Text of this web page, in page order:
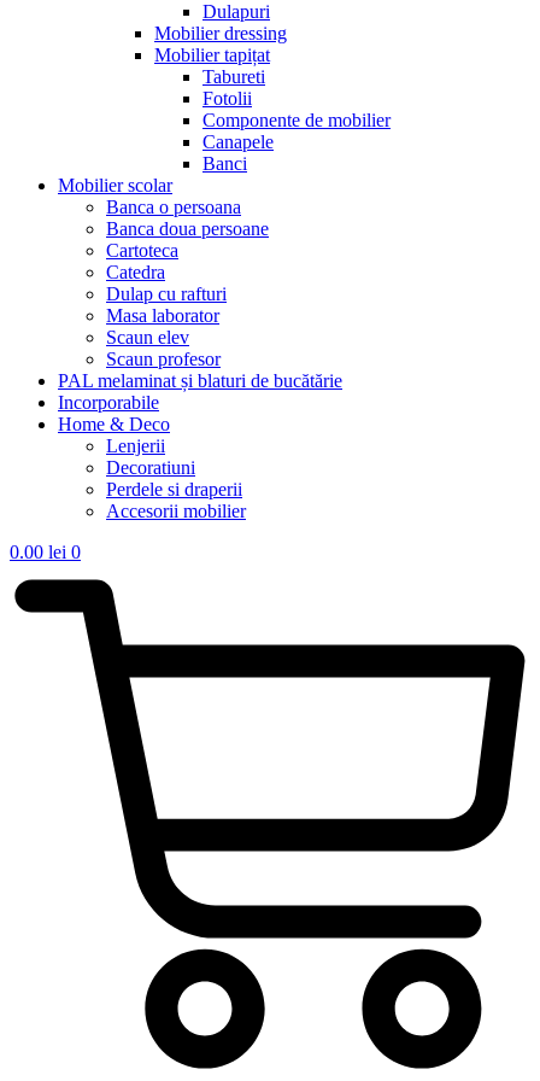
Dulapuri
Mobilier dressing
Mobilier tapițat
Tabureti
Fotolii
Componente de mobilier
Canapele
Banci
Mobilier scolar
Banca o persoana
Banca doua persoane
Cartoteca
Catedra
Dulap cu rafturi
Masa laborator
Scaun elev
Scaun profesor
PAL melaminat și blaturi de bucătărie
Incorporabile
Home & Deco
Lenjerii
Decoratiuni
Perdele si draperii
Accesorii mobilier
0.00 lei 0